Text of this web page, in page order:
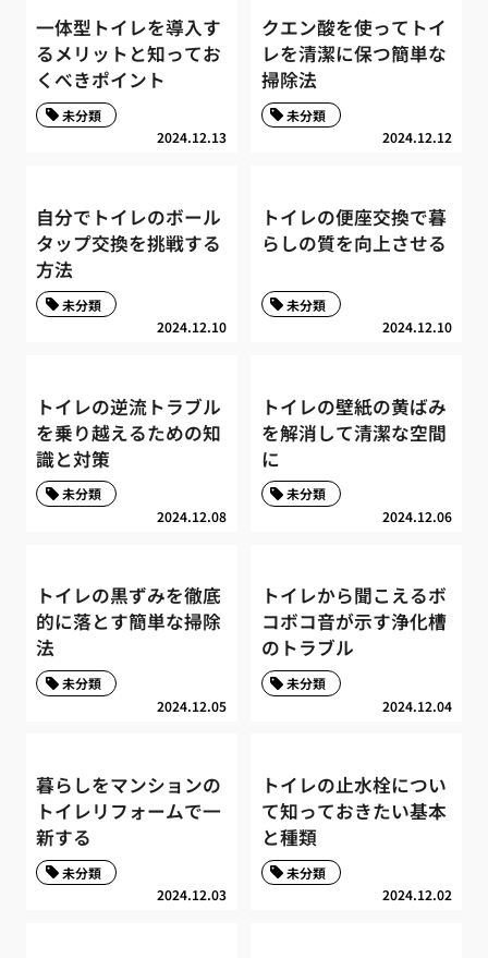
一体型トイレを導入す
るメリットと知ってお
くべきポイント
2024.12.13
未分類
クエン酸を使ってトイ
レを清潔に保つ簡単な
掃除法
2024.12.12
未分類
自分でトイレのボール
タップ交換を挑戦する
方法
2024.12.10
未分類
トイレの便座交換で暮
らしの質を向上させる
2024.12.10
未分類
トイレの逆流トラブル
を乗り越えるための知
識と対策
2024.12.08
未分類
トイレの壁紙の黄ばみ
を解消して清潔な空間
に
2024.12.06
未分類
トイレの黒ずみを徹底
的に落とす簡単な掃除
法
2024.12.05
未分類
トイレから聞こえるボ
コボコ音が示す浄化槽
のトラブル
2024.12.04
未分類
暮らしをマンションの
トイレリフォームで一
新する
2024.12.03
未分類
トイレの止水栓につい
て知っておきたい基本
と種類
2024.12.02
未分類